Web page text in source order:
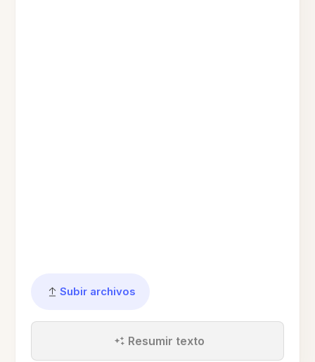
Subir archivos
Resumir texto